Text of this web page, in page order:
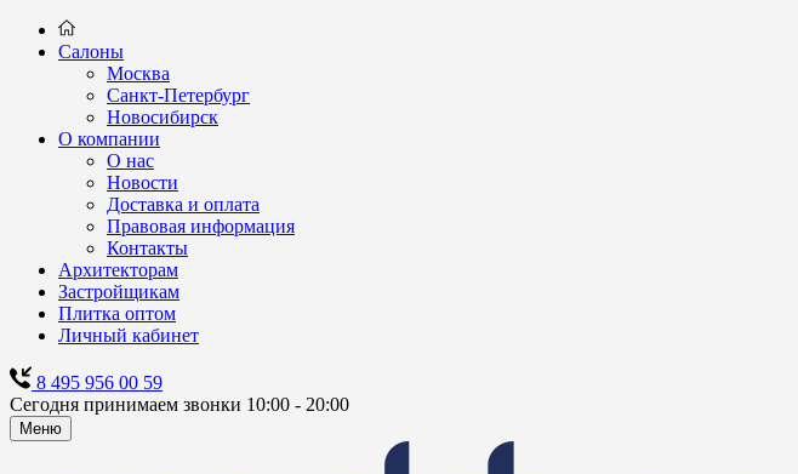
Салоны
Москва
Санкт-Петербург
Новосибирск
О компании
О нас
Новости
Доставка и оплата
Правовая информация
Контакты
Архитекторам
Застройщикам
Плитка оптом
Личный кабинет
8 495 956 00 59
Сегодня принимаем звонки 10:00 - 20:00
Меню